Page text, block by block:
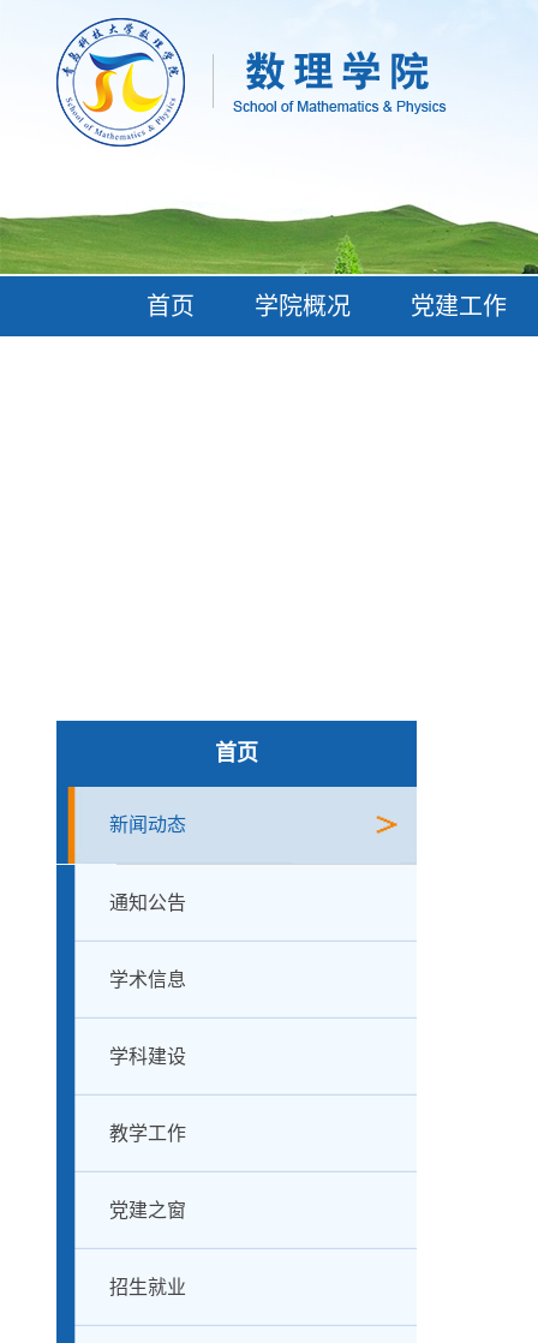
首页 学院概况 党建工作
首页
新闻动态
通知公告
学术信息
学科建设
教学工作
党建之窗
招生就业